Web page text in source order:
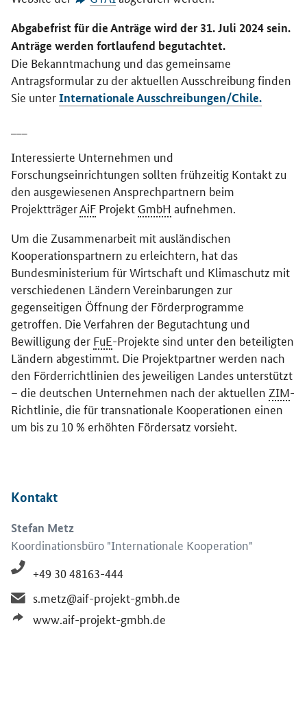
Abgabefrist für die Anträge wird der 31. Juli 2024 sein.
Anträge werden fortlaufend begutachtet.
Die Bekanntmachung und das gemeinsame
Antragsformular zu der aktuellen Ausschreibung finden
Sie unterInternationale Ausschreibungen/Chile.
Interessierte Unternehmen und
Forschungseinrichtungen sollten frühzeitig Kontakt zu
den ausgewiesenen Ansprechpartnern beim
ProjektträgerAiF Projekt GmbH aufnehmen.
Um die Zusammenarbeit mit ausländischen
Kooperationspartnern zu erleichtern, hat das
Bundesministerium für Wirtschaft und Klimaschutz mit
verschiedenen Ländern Vereinbarungen zur
gegenseitigen Öffnung der Förderprogramme
getroffen. Die Verfahren der Begutachtung und
Bewilligung der FuE-Projekte sind unter den beteiligten
Ländern abgestimmt. Die Projektpartner werden nach
den Förderrichtlinien des jeweiligen Landes unterstützt
– die deutschen Unternehmen nach der aktuellen ZIM-
Richtlinie, die für transnationale Kooperationen einen
um bis zu 10 % erhöhten Fördersatz vorsieht.
Kontakt
Stefan Metz
Koordinationsbüro "Internationale Kooperation"
+49 30 48163-444
s.metz@aif-projekt-gmbh.de
www.aif-projekt-gmbh.de